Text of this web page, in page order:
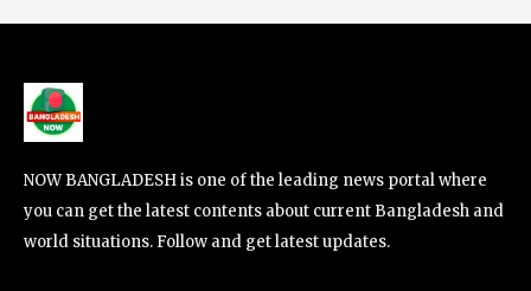
NOW BANGLADESH is one of the leading news portal where
you can get the latest contents about current Bangladesh and
world situations. Follow and get latest updates.